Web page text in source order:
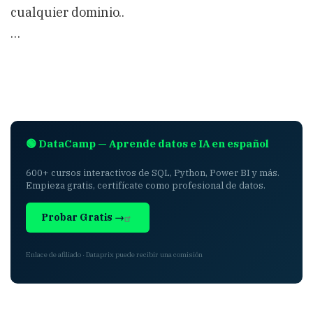
cualquier dominio..
…
🟢 DataCamp — Aprende datos e IA en español
600+ cursos interactivos de SQL, Python, Power BI y más.
Empieza gratis, certifícate como profesional de datos.
Probar Gratis →
Enlace de afiliado · Dataprix puede recibir una comisión